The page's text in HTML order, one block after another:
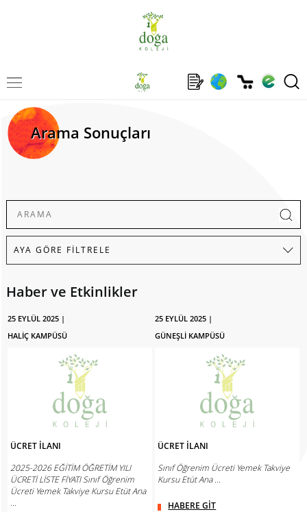
Arama Sonuçları
Haber ve Etkinlikler
25 EYLÜL 2025 |
HALİÇ KAMPÜSÜ
ÜCRET İLANI
2025-2026 EĞİTİM ÖĞRETİM YILI
ÜCRETİ LİSTE FİYATI Sınıf Öğrenim
Ücreti Yemek Takviye Kursu Etüt Ana
...
25 EYLÜL 2025 |
GÜNEŞLİ KAMPÜSÜ
ÜCRET İLANI
Sınıf Öğrenim Ücreti Yemek Takviye
Kursu Etüt Ana ...
HABERE GİT